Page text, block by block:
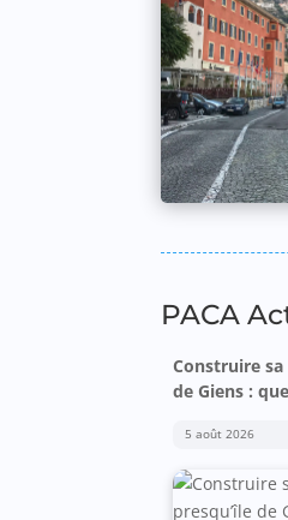
PACA
Construire sa
de Giens :
5 août 2026